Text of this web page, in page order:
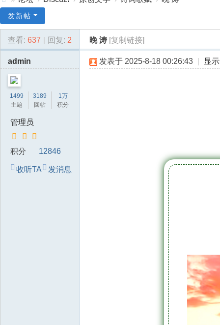
同
科
发新帖
查看: 637 回复: 2 晚 涛 [复制链接]
admin
1499
主题
3189
回帖
1万
积分
管理员
积分 12846
收听TA 发消息
发表于 2025-8-18 00:26:43 显